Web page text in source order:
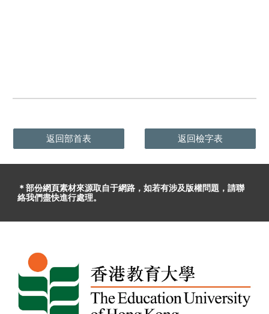
返回部首表 返回檢字表
＊部份網頁素材來源取自于網路，如若有涉及版權問題 ，請聯
絡我們盡快進行處理。